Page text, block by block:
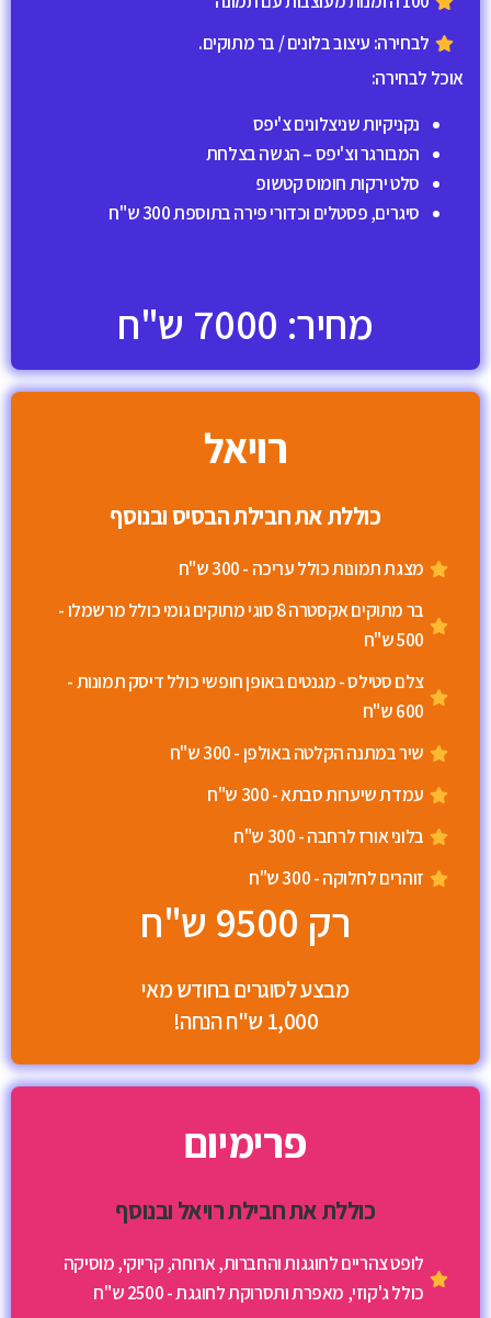
לבחירה: עיצוב בלונים / בר מתוקים.
אוכל לבחירה:
נקניקיות שניצלונים צ'יפס
המבורגר וצ'יפס – הגשה בצלחת
סלט ירקות חומוס קטשופ
סיגרים, פסטלים וכדורי פירה בתוספת 300 ש"ח
מחיר: 7000 ש"ח
רויאל
כוללת את חבילת הבסיס ובנוסף
מצגת תמונות כולל עריכה - 300 ש"ח
בר מתוקים אקסטרה 8 סוגי מתוקים גומי כולל מרשמלו -
500 ש"ח
צלם סטילס - מגנטים באופן חופשי כולל דיסק תמונות -
600 ש"ח
שיר במתנה הקלטה באולפן - 300 ש"ח
עמדת שיערות סבתא - 300 ש"ח
בלוני אורז לרחבה - 300 ש"ח
זוהרים לחלוקה - 300 ש"ח
רק 9500 ש"ח
מבצע לסוגרים בחודש מאי
1,000 ש"ח הנחה!
פרימיום
כוללת את חבילת רויאל ובנוסף
לופט צהריים לחוגגות והחברות, ארוחה, קריוקי, מוסיקה
כולל ג'קוזי, מאפרת ותסרוקת לחוגגת - 2500 ש"ח